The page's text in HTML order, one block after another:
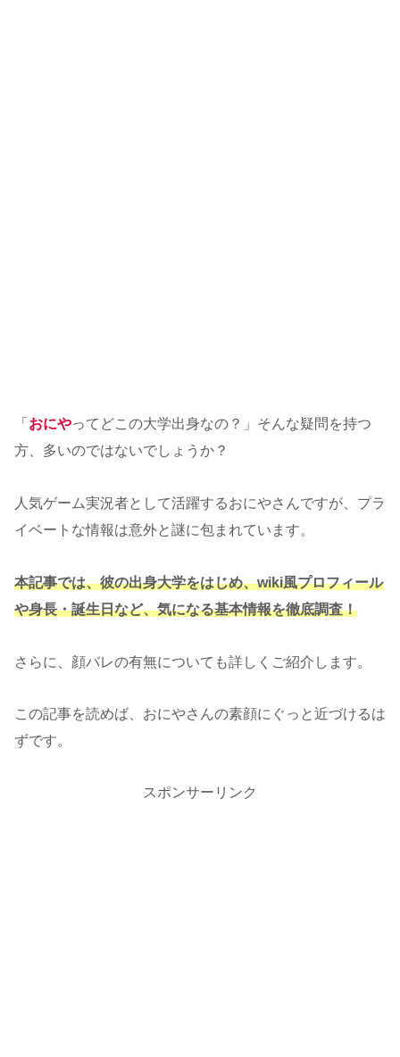
「 おにやってどこの大学出身なの？」そんな疑問を持つ
方、多いのではないでしょうか？
人気ゲーム実況者として活躍するおにやさんですが、プラ
イベートな情報は意外と謎に包まれています。
本記事では、彼の出身大学をはじめ、wiki風プロフィール
や身長・誕生日など、気になる基本情報を徹底調査！
さらに、顔バレの有無についても詳しくご紹介します。
この記事を読めば、おにやさんの素顔にぐっと近づけるは
ずです。
スポンサーリンク